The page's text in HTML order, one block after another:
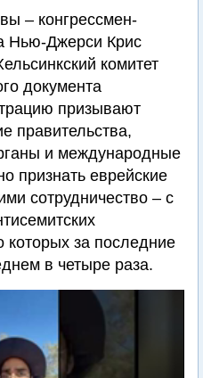
– конгрессмен-
Нью-Джерси Крис
комитет
документа
призывают
правительства,
и международные
признать еврейские
сотрудничество – с
которых за последние
в четыре раза.